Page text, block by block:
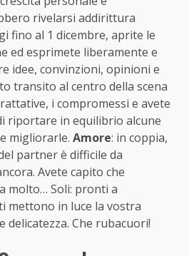
rivelarsi addirittura
fino al 1 dicembre, aprite le
ed esprimete liberamente e
idee, convinzioni, opinioni e
transito al centro della scena
i compromessi e avete
riportare in equilibrio alcune
migliorarle. Amore: in coppia,
partner è difficile da
Avete capito che
molto… Soli: pronti a
mettono in luce la vostra
delicatezza. Che rubacuori!